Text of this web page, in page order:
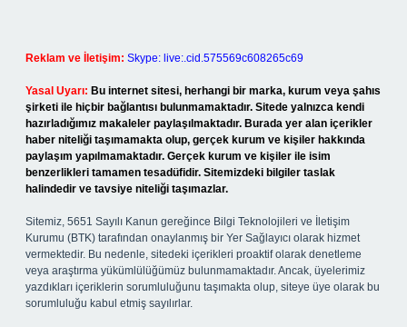
Reklam ve İletişim: Skype: live:.cid.575569c608265c69
Yasal Uyarı: Bu internet sitesi, herhangi bir marka, kurum veya şahıs
şirketi ile hiçbir bağlantısı bulunmamaktadır. Sitede yalnızca kendi
hazırladığımız makaleler paylaşılmaktadır. Burada yer alan içerikler
haber niteliği taşımamakta olup, gerçek kurum ve kişiler hakkında
paylaşım yapılmamaktadır. Gerçek kurum ve kişiler ile isim
benzerlikleri tamamen tesadüfidir. Sitemizdeki bilgiler taslak
halindedir ve tavsiye niteliği taşımazlar.
Sitemiz, 5651 Sayılı Kanun gereğince Bilgi Teknolojileri ve İletişim
Kurumu (BTK) tarafından onaylanmış bir Yer Sağlayıcı olarak hizmet
vermektedir. Bu nedenle, sitedeki içerikleri proaktif olarak denetleme
veya araştırma yükümlülüğümüz bulunmamaktadır. Ancak, üyelerimiz
yazdıkları içeriklerin sorumluluğunu taşımakta olup, siteye üye olarak bu
sorumluluğu kabul etmiş sayılırlar.